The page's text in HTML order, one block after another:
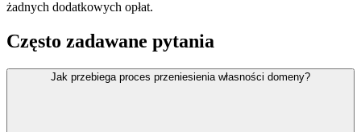
żadnych dodatkowych opłat.
Często zadawane pytania
Jak przebiega proces przeniesienia własności domeny?